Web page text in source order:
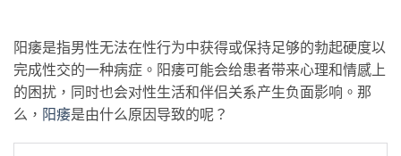
阳痿是指男性无法在性行为中获得或保持足够的勃起硬度以
完成性交的一种病症。阳痿可能会给患者带来心理和情感上
的困扰，同时也会对性生活和伴侣关系产生负面影响。那
么， 阳痿是由什么原因导致的呢？